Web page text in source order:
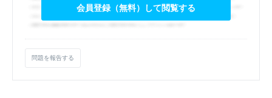
会員登録（無料）して閲覧する
問題を報告する